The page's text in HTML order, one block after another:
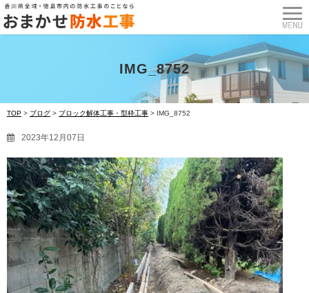
IMG_8752
TOP > ブログ > ブロック解体工事・型枠工事 > IMG_8752
2023年12月07日